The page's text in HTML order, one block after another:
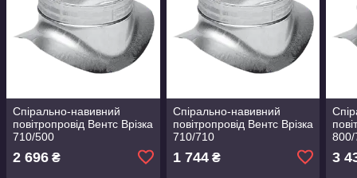
Спірально-навивний
повітропровід Вентс Врізка
710/500
2 696 ₴
Спірально-навивний
повітропровід Вентс Врізка
710/710
1 744₴ 3